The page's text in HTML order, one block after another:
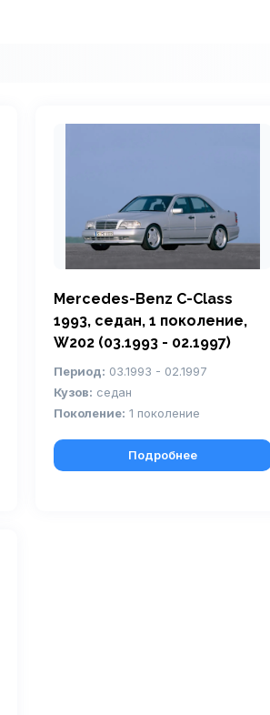
Mercedes-Benz C-Class
1993, седан, 1 поколение,
W202 (03.1993 - 02.1997)
Период: 03.1993 - 02.1997
Кузов: седан
Поколение: 1 поколение
Подробнее